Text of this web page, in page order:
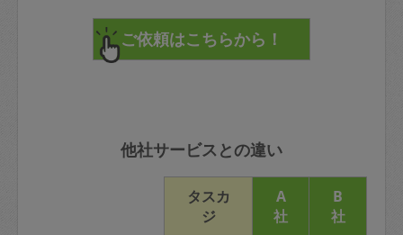
他社サービスとの違い
タスカ
ジ
A
社
B
社